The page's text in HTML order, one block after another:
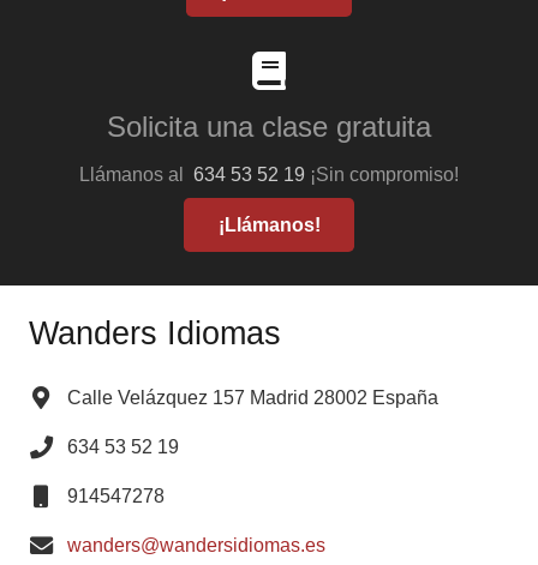
Solicita una clase gratuita
Llámanos al 634 53 52 19 ¡Sin compromiso!
¡Llámanos!
Wanders Idiomas
Calle Velázquez 157 Madrid 28002 España
634 53 52 19
914547278
wanders@wandersidiomas.es